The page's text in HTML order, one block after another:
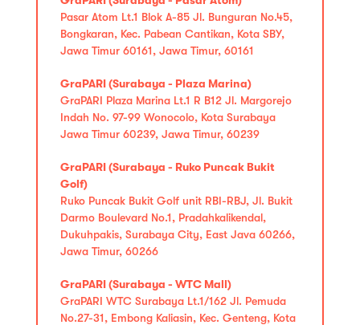
Pasar Atom Lt.1 Blok A-85 Jl. Bunguran No.45,
Bongkaran, Kec. Pabean Cantikan, Kota SBY,
Jawa Timur 60161, Jawa Timur, 60161
GraPARI (Surabaya - Plaza Marina)
GraPARI Plaza Marina Lt.1 R B12 Jl. Margorejo
Indah No. 97-99 Wonocolo, Kota Surabaya
Jawa Timur 60239, Jawa Timur, 60239
GraPARI (Surabaya - Ruko Puncak Bukit
Golf)
Ruko Puncak Bukit Golf unit RBI-RBJ, Jl. Bukit
Darmo Boulevard No.1, Pradahkalikendal,
Dukuhpakis, Surabaya City, East Java 60266,
Jawa Timur, 60266
GraPARI (Surabaya - WTC Mall)
GraPARI WTC Surabaya Lt.1/162 Jl. Pemuda
No.27-31, Embong Kaliasin, Kec. Genteng, Kota